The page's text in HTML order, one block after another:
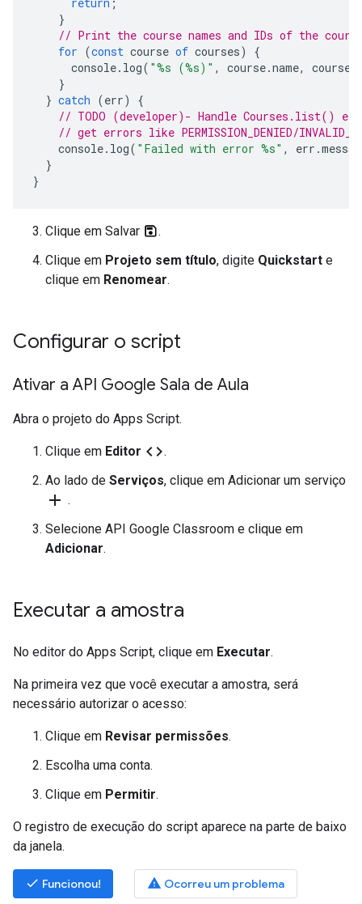
}
// Print the course names and IDs of the
for (const course of courses)
{
console. log( "%s (%s)" , course.name, course
}
} catch (err)
{
// TODO (developer)- Handle Courses.list()
// get errors like PERMISSION_DENIED/
console. log( "Failed with error %s" , err .
}
}
Clique em Salvar
.
Clique em Projeto sem título, digite Quickstart e
clique em Renomear.
Configurar o script
Ativar a API Google Sala de Aula
Abra o projeto do Apps Script.
Clique em Editor code.
Ao lado de Serviços, clique em Adicionar um serviço
add .
Selecione API Google Classroom e clique em
Adicionar.
Executar a amostra
No editor do Apps Script, clique em Executar.
Na primeira vez que você executar a amostra, será
necessário autorizar o acesso:
Clique em Revisar permissões.
Escolha uma conta.
Clique em Permitir.
O registro de execução do script aparece na parte de baixo
da janela.
done Funcionou! warning Ocorreu um problema